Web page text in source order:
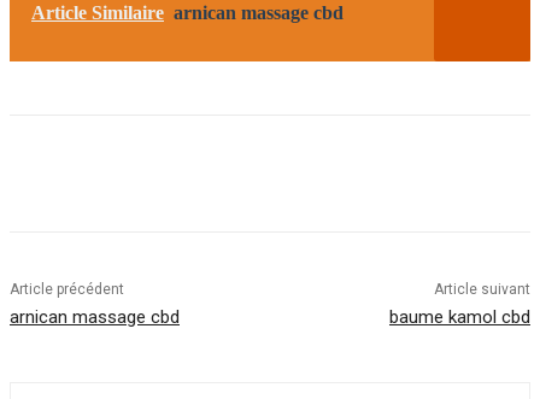
Article Similaire arnican massage cbd
Article précédent
arnican massage cbd
Article suivant
baume kamol cbd